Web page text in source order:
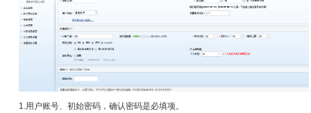
1.用户账号、初始密码，确认密码是必填项。